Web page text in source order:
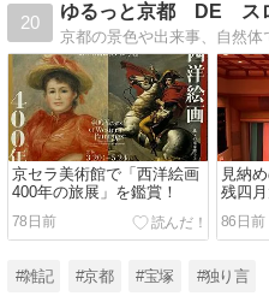
20
ゆるっと京都 DE ス
京セラ美術館で「西洋絵画
400年の旅展」を鑑賞！
78日前
見納
残四
86日前
#雑記 #京都 #宝塚 #独り言